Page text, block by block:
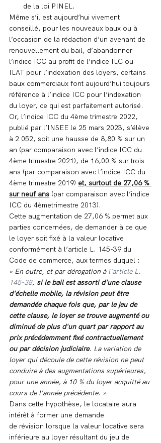
de la loi PINEL.
Même s’il est aujourd’hui vivement
conseillé, pour les nouveaux baux ou à
l’occasion de la rédaction d’un avenant de
renouvellement du bail, d’abandonner
l’indice ICC au profit de l’indice ILC ou
ILAT pour l’indexation des loyers, certains
baux commerciaux font aujourd’hui toujours
référence à l’indice ICC pour l’indexation
du loyer, ce qui est parfaitement autorisé.
Or, l’indice ICC du 4ème trimestre 2022,
publié par l’INSEE le 25 mars 2023, s’élève
à 2 052, soit une hausse de 8,80 % sur un
an (par comparaison avec l’indice ICC du
4ème trimestre 2021), de 16,00 % sur trois
ans (par comparaison avec l’indice ICC du
4ème trimestre 2019) et, surtout de 27,06 %
sur neuf ans (par comparaison avec l’indice
ICC du 4èmetrimestre 2013).
Cette augmentation de 27,06 % permet aux
parties concernées, de demander à ce que
le loyer soit fixé à la valeur locative
conformément à l’article L. 145-39 du
Code de commerce, aux termes duquel :
« En outre, et par dérogation à l'article L.
145-38, si le bail est assorti d'une clause
d'échelle mobile, la révision peut être
demandée chaque fois que, par le jeu de
cette clause, le loyer se trouve augmenté ou
diminué de plus d'un quart par rapport au
prix précédemment fixé contractuellement
ou par décision judiciaire. La variation de
loyer qui découle de cette révision ne peut
conduire à des augmentations supérieures,
pour une année, à 10 % du loyer acquitté au
cours de l'année précédente. »
Dans cette hypothèse, le locataire aura
intérêt à former une demande
de révision lorsque la valeur locative sera
inférieure au loyer résultant du jeu de